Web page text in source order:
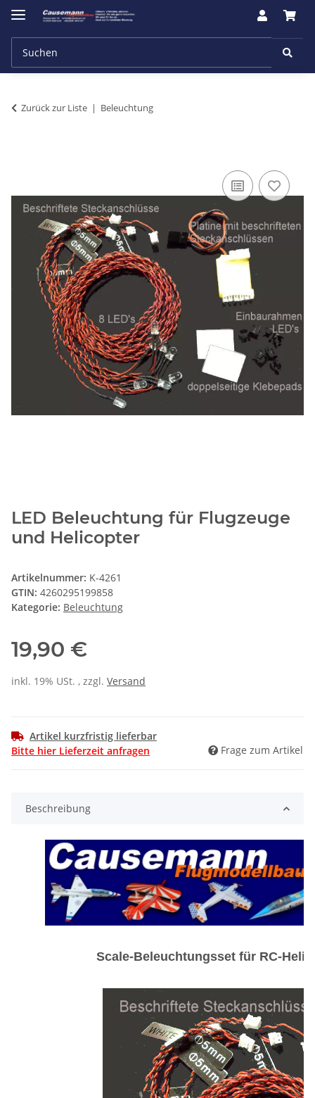
Zurück zur Liste Beleuchtung
LED Beleuchtung für Flugzeuge
und Helicopter
Artikelnummer: K-4261
GTIN: 4260295199858
Kategorie: Beleuchtung
19,90 €
inkl. 19% USt. , zzgl. Versand
Artikel kurzfristig lieferbar
Bitte hier Lieferzeit anfragen
Frage zum Artikel
Beschreibung
Scale-Beleuchtungsset für RC-